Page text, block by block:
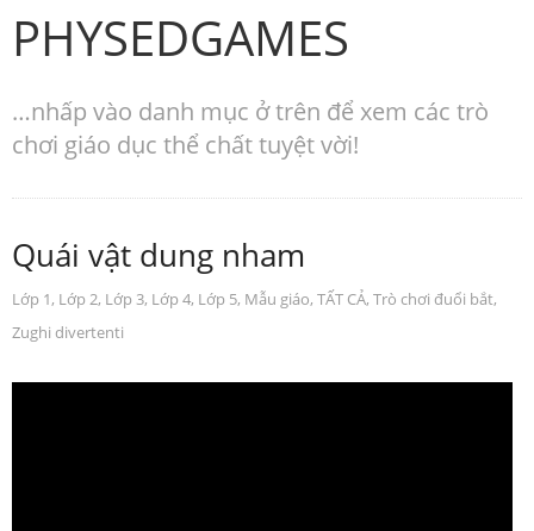
PHYSEDGAMES
…nhấp vào danh mục ở trên để xem các trò
chơi giáo dục thể chất tuyệt vời!
Quái vật dung nham
Lớp 1, Lớp 2, Lớp 3, Lớp 4, Lớp 5, Mẫu giáo, TẤT CẢ, Trò chơi đuổi bắt,
Zughi divertenti